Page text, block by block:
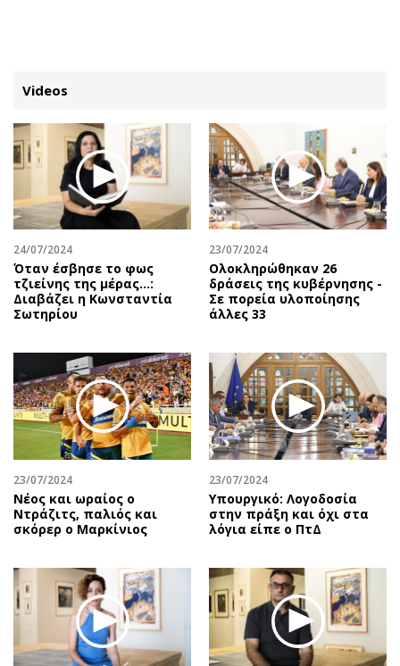
ΚΑΤΗΓΟΡΙΕΣ ΣΥΝΔΕΣΗ
Παιδεία
Υγεία
Πολιτική
Βουλευτικές 2026
Εκλογές 2024
Δημοσκοπήσεις
Διπλωματία
Αθλητισμός
Κύπρος
Διεθνή
Κληρώσεις Allwyn
Οικονομία
Real Estate
Επιχειρήσεις
Αγορές
Απόψεις
Αρθρογραφία
The Hill
Υγεία
Αγγελίες
Ενοικιάζονται
Ζητούν εργασία
Θέσεις εργασίας
Geek
Νέα
Social
Αυτοκίνηση
Πολιτική
Οικονομία
Γενικά
Αναδρομές
Videos
24/07/2024
Όταν έσβησε το φως
τζιείνης της μέρας…:
Διαβάζει η Κωνσταντία
Σωτηρίου
23/07/2024
Ολοκληρώθηκαν 26
δράσεις της κυβέρνησης -
Σε πορεία υλοποίησης
άλλες 33
23/07/2024
Νέος και ωραίος ο
Ντράζιτς, παλιός και
σκόρερ ο Μαρκίνιος
23/07/2024
Υπουργικό: Λογοδοσία
στην πράξη και όχι στα
λόγια είπε ο ΠτΔ